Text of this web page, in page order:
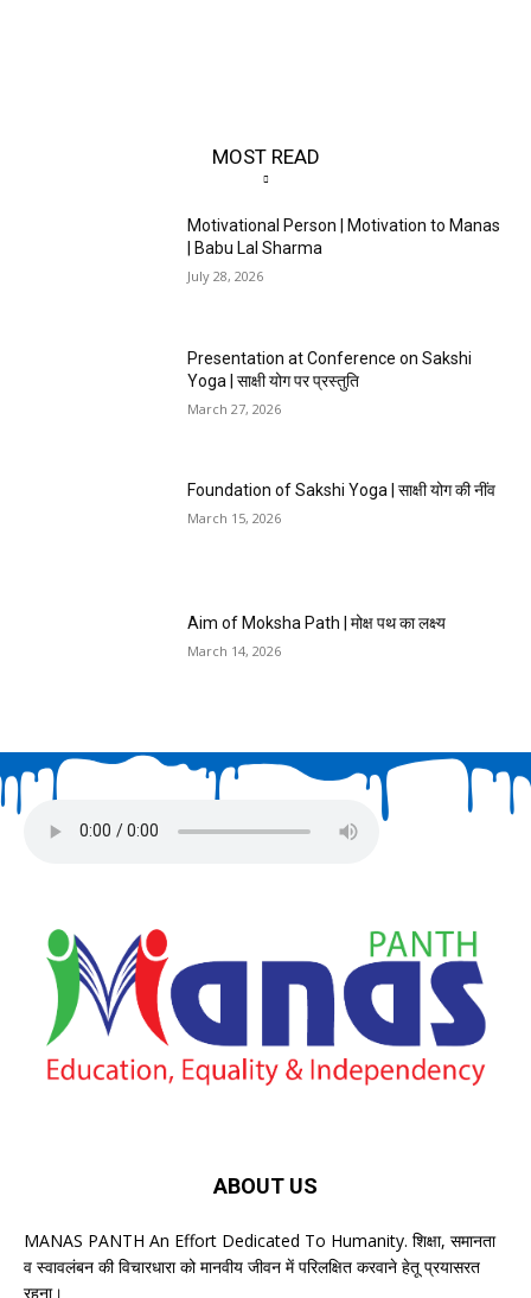
MOST READ
Motivational Person | Motivation to Manas
| Babu Lal Sharma
July 28, 2026
Presentation at Conference on Sakshi
Yoga | साक्षी योग पर प्रस्तुति
March 27, 2026
Foundation of Sakshi Yoga | साक्षी योग की नींव
March 15, 2026
Aim of Moksha Path | मोक्ष पथ का लक्ष्य
March 14, 2026
ABOUT US
MANAS PANTH An Effort Dedicated To Humanity. शिक्षा, समानता
व स्वावलंबन की विचारधारा को मानवीय जीवन में परिलक्षित करवाने हेतू प्रयासरत
रहना।